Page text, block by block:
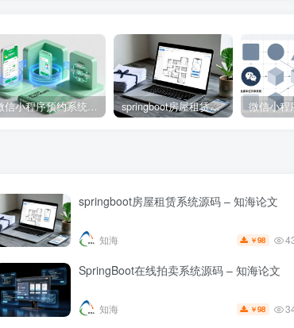
微信小程序预约系统源码 – 知海论文 springboot房屋租赁系统源码 – 知海论文
springboot房屋租赁系统源码 – 知海论文
知海 ￥98
SpringBoot在线拍卖系统源码 – 知海论文
知海 ￥98